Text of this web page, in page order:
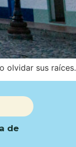
olvidar sus raíces.
de